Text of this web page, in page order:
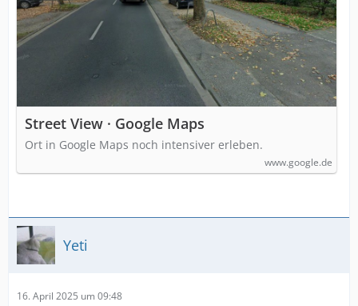
Street View · Google Maps
Ort in Google Maps noch intensiver erleben.
www.google.de
Yeti
16. April 2025 um 09:48